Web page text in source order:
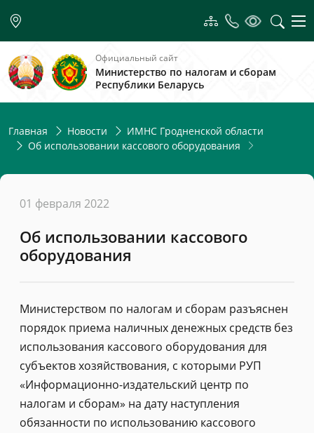
Официальный сайт
Министерство по налогам и сборам
Республики Беларусь
Главная Новости
ИМНС Гродненской области
Об использовании кассового оборудования
01 февраля 2022
Об использовании кассового
оборудования
Министерством по налогам и сборам разъяснен
порядок приема наличных денежных средств без
использования кассового оборудования для
субъектов хозяйствования, с которыми РУП
«Информационно-издательский центр по
налогам и сборам» на дату наступления
обязанности по использованию кассового